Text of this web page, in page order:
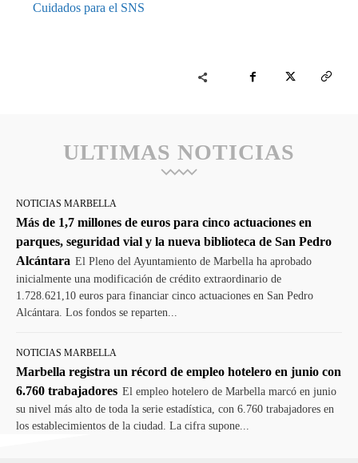
Cuidados para el SNS
ULTIMAS NOTICIAS
NOTICIAS MARBELLA
Más de 1,7 millones de euros para cinco actuaciones en
parques, seguridad vial y la nueva biblioteca de San Pedro
Alcántara El Pleno del Ayuntamiento de Marbella ha aprobado
inicialmente una modificación de crédito extraordinario de
1.728.621,10 euros para financiar cinco actuaciones en San Pedro
Alcántara. Los fondos se reparten...
NOTICIAS MARBELLA
Marbella registra un récord de empleo hotelero en junio con
6.760 trabajadores El empleo hotelero de Marbella marcó en junio
su nivel más alto de toda la serie estadística, con 6.760 trabajadores en
los establecimientos de la ciudad. La cifra supone...